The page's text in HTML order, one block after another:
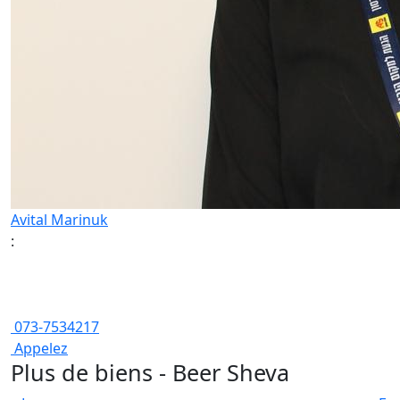
Avital Marinuk
:
073-7534217
Appelez
Plus de biens - Beer Sheva